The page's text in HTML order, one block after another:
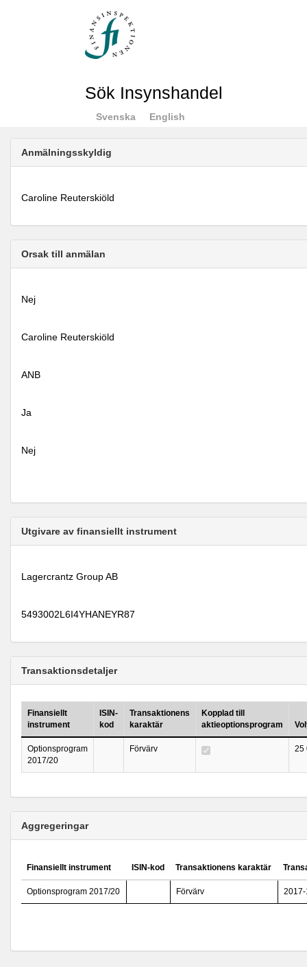
Sök Insynshandel
Svenska English
Anmälningsskyldig
Caroline Reuterskiöld
Orsak till anmälan
Nej
Caroline Reuterskiöld
ANB
Ja
Nej
Utgivare av finansiellt instrument
Lagercrantz Group AB
5493002L6I4YHANEYR87
Transaktionsdetaljer
Finansiellt
instrument
ISIN-
kod
Transaktionens
karaktär
Kopplad till
aktieoptionsprogram
Optionsprogram
2017/20
Förvärv 25
Aggregeringar
Finansiellt instrument ISIN-kod Transaktionens karaktär
Optionsprogram 2017/20 Förvärv